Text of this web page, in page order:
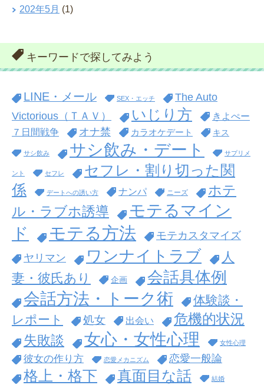
202年5月 (1)
キーワードで探してみよう
LINE・メール SEX・エッチ
The Auto
Victorious（ＴＡＶ）
いじり方
きよぺー
７日間戦争
オナ禁 カラオケデート キス
サシ飲み サシ飲み・デート サプリメ
ント セフレ
セフレ・割り切った関
係
デートへの誘い方 ナンパ ニーズ
ホテ
ル・ラブホ誘導
モテるマイン
ド
モテる方法 モテカスタマイズ
ヤリマン ワンナイトラブ
人
妻・彼氏あり
企画 会話具体例
会話方法・トーク術
体験談・
レポート
処女 出会い 危機的状況
失敗談 女心・女性心理 女性心理
彼女の作り方 恋愛メカニズム 恋愛一般論
格上・格下 真面目な話 結婚